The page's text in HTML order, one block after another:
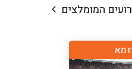
המומלצים